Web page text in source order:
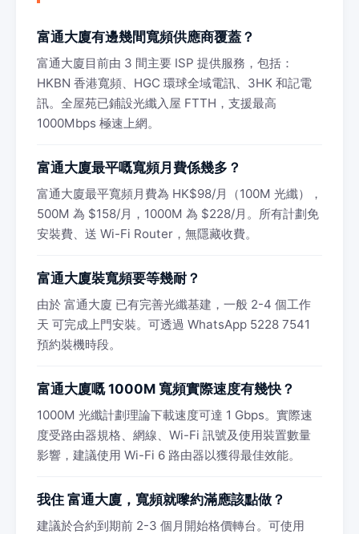
富通大廈有邊幾間寬頻供應商覆蓋？
富通大廈目前由 3 間主要 ISP 提供服務，包括：
HKBN 香港寬頻、HGC 環球全域電訊、3HK 和記電
訊。全屋苑已鋪設光纖入屋 FTTH，支援最高
1000Mbps 極速上網。
富通大廈最平嘅寬頻月費係幾多？
富通大廈最平寬頻月費為 HK$98/月（100M 光纖），
500M 為 $158/月，1000M 為 $228/月。所有計劃免
安裝費、送 Wi-Fi Router，無隱藏收費。
富通大廈裝寬頻要等幾耐？
由於 富通大廈 已有完善光纖基建，一般 2-4 個工作
天 可完成上門安裝。可透過 WhatsApp 5228 7541
預約裝機時段。
富通大廈嘅 1000M 寬頻實際速度有幾快？
1000M 光纖計劃理論下載速度可達 1 Gbps。實際速
度受路由器規格、網線、Wi-Fi 訊號及使用裝置數量
影響，建議使用 Wi-Fi 6 路由器以獲得最佳效能。
我住 富通大廈，寬頻就嚟約滿應該點做？
建議於合約到期前 2-3 個月開始格價轉台。可使用